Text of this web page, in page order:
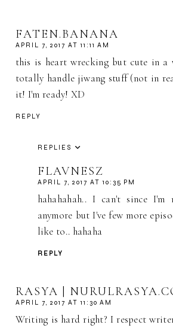
FATEN.BANANA
APRIL 7, 2017 AT 11:11 AM
this is heart wrecking but cute in a
totally handle jiwang stuff (not in
it! I'm ready! XD
REPLY
REPLIES
FLAVNESZ
APRIL 7, 2017 AT 10:35 PM
hahahahah.. I can't since
anymore but I've few more
like to.. hahaha
REPLY
RASYA |
APRIL 7, 2017 AT 11:30 AM
Writing is hard right? I respect